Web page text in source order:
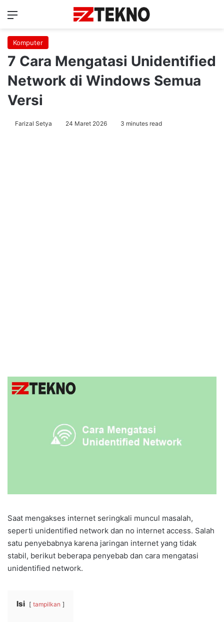
Menu
Komputer
7 Cara Mengatasi Unidentified
Network di Windows Semua
Versi
Farizal Setya 24 Maret 2026 3 minutes read
Saat mengakses internet seringkali muncul masalah,
seperti unidentified network dan no internet access. Salah
satu penyebabnya karena jaringan internet yang tidak
stabil, berikut beberapa penyebab dan cara mengatasi
unidentified network.
Isi tampilkan